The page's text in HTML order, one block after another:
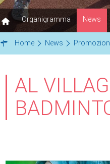
Organigramma News
Home News
AL